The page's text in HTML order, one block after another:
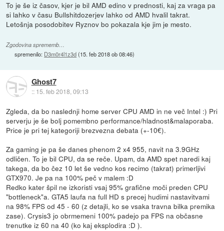
To je še iz časov, kjer je bil AMD edino v prednosti, kaj za vraga pa
si lahko v času Bullshitdozerjev lahko od AMD hvalil takrat.
Letošnja posodobitev Ryznov bo pokazala kje jim je mesto.
Zgodovina sprememb…
spremenilo: D3m0r4l1z3d(15. feb 2018 ob 08:46)
Ghost7
:: 15. feb 2018, 09:13
Zgleda, da bo naslednji home server CPU AMD in ne več Intel :) Pri
serverju je še bolj pomembno performance/hladnost&malaporaba.
Price je pri tej kategoriji brezvezna debata (+-10€).
Za gaming je pa še danes phenom 2 x4 955, navit na 3.9GHz
odličen. To je bil CPU, da se reče. Upam, da AMD spet naredi kaj
takega, da bo čez 10 let še vedno kos recimo (takrat) primerljivi
GTX970. Je pa na 100% peč v malem :D
Redko kater špil ne izkoristi vsaj 95% grafične moči preden CPU
"bottleneck"a. GTA5 laufa na full HD s precej hudimi nastavitvami
na 98% FPS od 45 - 60 (z detajli, ko se vsaka travna bilka premika
zase). Crysis3 jo obrmemeni 100% padejo pa FPS na občasne
trenutke iz 60 na 40 (ko kaj eksplodira :D ).